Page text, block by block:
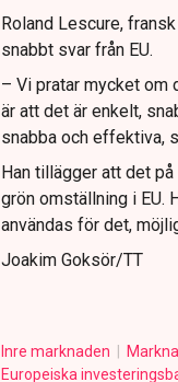
Roland Lescure,
snabbt svar från EU.
– Vi pratar mycket om
är att det är enkelt,
snabba och effektiva,
Han tillägger att det
grön omställning i EU.
användas för det,
Joakim Goksör/TT
Inre marknaden
Europeiska